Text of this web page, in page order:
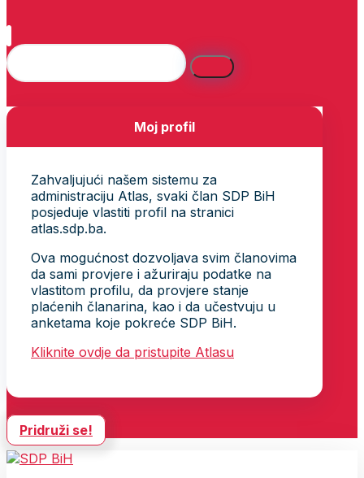
Moj profil
Zahvaljujući našem sistemu za
administraciju Atlas, svaki član SDP BiH
posjeduje vlastiti profil na stranici
atlas.sdp.ba.
Ova mogućnost dozvoljava svim članovima
da sami provjere i ažuriraju podatke na
vlastitom profilu, da provjere stanje
plaćenih članarina, kao i da učestvuju u
anketama koje pokreće SDP BiH.
Kliknite ovdje da pristupite Atlasu
Pridruži se!